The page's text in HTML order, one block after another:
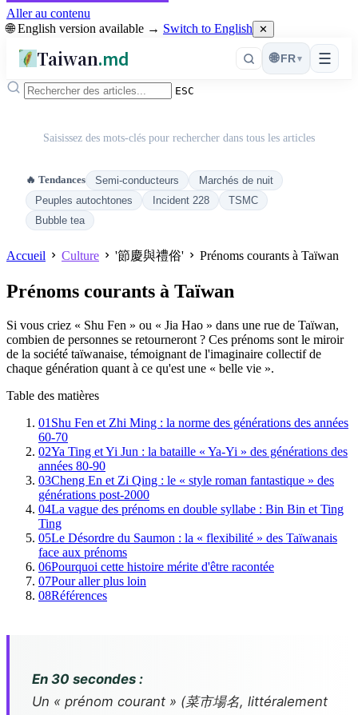
Aller au contenu
🌐 English version available → Switch to English ✕
Taiwan.md ☰
🌐 FR ▾
ESC
Saisissez des mots-clés pour rechercher dans tous les articles
🔥 Tendances Semi-conducteurs
Marchés de nuit
Peuples autochtones
Incident 228
TSMC
Bubble tea
Accueil Culture '節慶與禮俗' Prénoms courants à Taïwan
Prénoms courants à Taïwan
Si vous criez « Shu Fen » ou « Jia Hao » dans une rue de Taïwan,
combien de personnes se retourneront ? Ces prénoms sont le miroir
de la société taïwanaise, témoignant de l'imaginaire collectif de
chaque génération quant à ce qu'est une « belle vie ».
Table des matières
01 Shu Fen et Zhi Ming : la norme des générations des années
60-70
02Ya Ting et Yi Jun : la bataille « Ya-Yi » des générations des
années 80-90
03Cheng En et Zi Qing : le « style roman fantastique » des
générations post-2000
04La vague des prénoms en double syllabe : Bin Bin et Ting
Ting
05Le Désordre du Saumon : la « flexibilité » des Taïwanais
face aux prénoms
06Pourquoi cette histoire mérite d'être racontée
07Pour aller plus loin
08Références
En 30 secondes :
Un « prénom courant » (菜市場名, littéralement